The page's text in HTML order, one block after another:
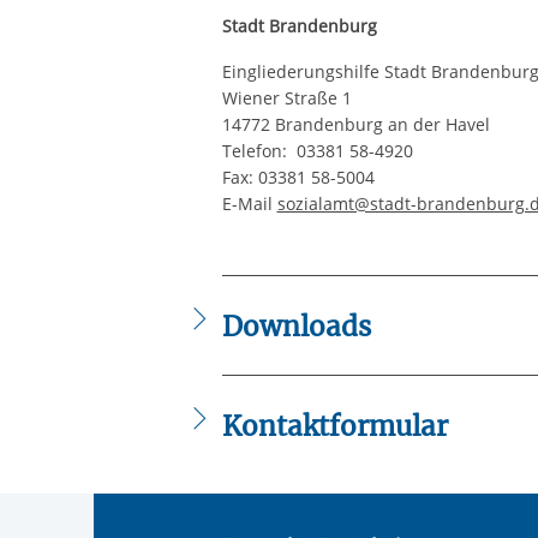
Stadt Brandenburg
Eingliederungshilfe Stadt
Wiener Straße 1
14772 Brandenburg an der Havel
Telefon: 03381 58-4920
Fax: 03381 58-5004
E-Mail sozialamt@stadt-
Downloads
2023_01_18_IBNW-
Kontaktformular